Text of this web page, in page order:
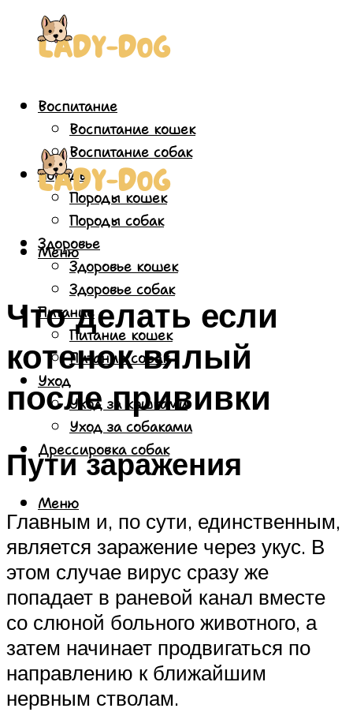
Воспитание
Воспитание кошек
Воспитание собак
Породы
Породы кошек
Породы собак
Здоровье
Здоровье кошек
Здоровье собак
Питание
Питание кошек
Питание собак
Уход
Уход за кошками
Уход за собаками
Дрессировка собак
Меню
Меню
Что делать если
котенок вялый
после прививки
Пути заражения
Главным и, по сути, единственным,
является заражение через укус. В
этом случае вирус сразу же
попадает в раневой канал вместе
со слюной больного животного, а
затем начинает продвигаться по
направлению к ближайшим
нервным стволам.